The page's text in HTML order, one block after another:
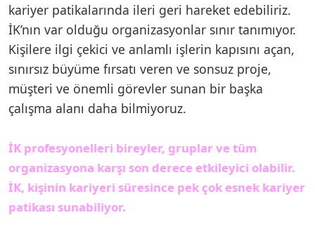
kariyer patikalarında ileri geri hareket edebiliriz.
İK’nın var olduğu organizasyonlar sınır tanımıyor.
Kişilere ilgi çekici ve anlamlı işlerin kapısını açan,
sınırsız büyüme fırsatı veren ve sonsuz proje,
müşteri ve önemli görevler sunan bir başka
çalışma alanı daha bilmiyoruz.
İK profesyonelleri bireyler, gruplar ve tüm
organizasyona karşı son derece etkileyici olabilir.
İK, kişinin kariyeri süresince pek çok esnek kariyer
patikası sunabiliyor.